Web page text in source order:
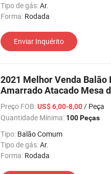
Tipo de gás:Ar.
Forma: Rodada
Enviar Inquérito
2021 Melhor Venda
Amarrado Atacado Mesa
Preço FOB:US$ 6,00-8,00/ Peça
Quantidade Mínima: 100 Peças
Tipo: Balão Comum
Tipo de gás:Ar.
Forma: Rodada